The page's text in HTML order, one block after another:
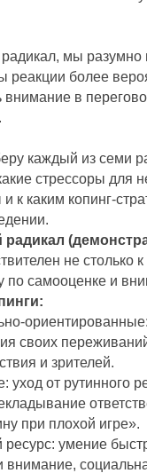
мы разумно
реакции более
внимание в
каждый из семи
стрессоры для
и к каким копинг-
радикал
не столько
по самооценке и
своих
и зрителей.
уход от рутинного
при плохой игре».
ресурс: умение
внимание,